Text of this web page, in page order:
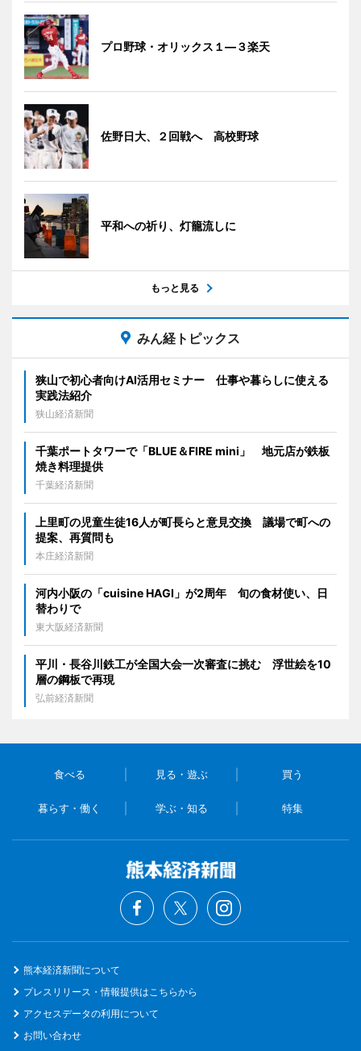
プロ野球・オリックス１―３楽天
佐野日大、２回戦へ 高校野球
平和への祈り、灯籠流しに
もっと見る
みん経トピックス
狭山で初心者向けAI活用セミナー 仕事や暮らしに使える
実践法紹介
狭山経済新聞
千葉ポートタワーで「BLUE＆FIRE mini」 地元店が鉄板
焼き料理提供
千葉経済新聞
上里町の児童生徒16人が町長らと意見交換 議場で町への
提案、再質問も
本庄経済新聞
河内小阪の「cuisine HAGI」が2周年 旬の食材使い、日
替わりで
東大阪経済新聞
平川・長谷川鉄工が全国大会一次審査に挑む 浮世絵を10
層の鋼板で再現
弘前経済新聞
食べる 見る・遊ぶ 買う
暮らす・働く 学ぶ・知る 特集
熊本経済新聞について
プレスリリース・情報提供はこちらから
アクセスデータの利用について
お問い合わせ